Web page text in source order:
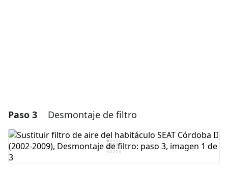
Paso 3 Desmontaje de filtro